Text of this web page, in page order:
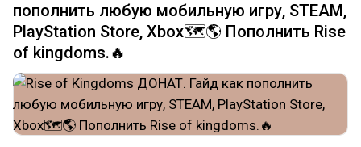
пополнить любую мобильную игру, STEAM,
PlayStation Store, Xbox🗺️🌎 Пополнить Rise
of kingdoms.🔥